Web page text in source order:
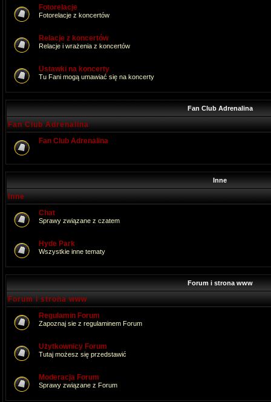
Fotorelacje
Fotorelacje z koncertów
Relacje z koncertów
Relacje i wrażenia z koncertów
Ustawki na koncerty
Tu Fani mogą umawiać się na koncerty
Fan Club Adrenalina
Fan Club Adrenalina
Fan Club Adrenalina
Inne
Inne
Chat
Sprawy związane z czatem
Hyde Park
Wszystkie inne tematy
Forum i strona www
Forum i strona www
Regulamin Forum
Zapoznaj sie z regulaminem Forum
Użytkownicy Forum
Tutaj możesz się przedstawić
Moderacja Forum
Sprawy związane z Forum